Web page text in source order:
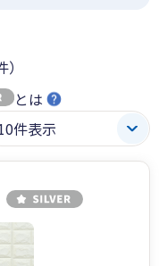
とは